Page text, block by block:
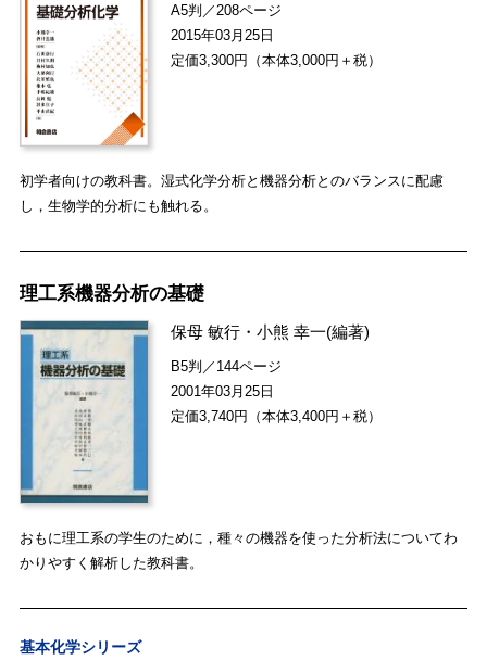
A5判／208ページ
2015年03月25日
定価3,300円（本体3,000円＋税）
初学者向けの教科書。湿式化学分析と機器分析とのバランスに配慮
し，生物学的分析にも触れる。
理工系機器分析の基礎
保母 敏行 ・小熊 幸一(編著)
B5判／144ページ
2001年03月25日
定価3,740円（本体3,400円＋税）
おもに理工系の学生のために，種々の機器を使った分析法についてわ
かりやすく解析した教科書。
基本化学シリーズ